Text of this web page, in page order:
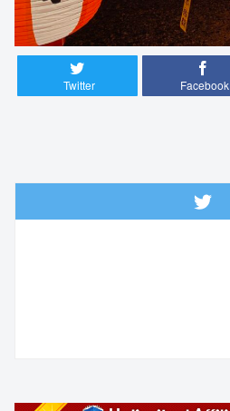
Twitter Facebook